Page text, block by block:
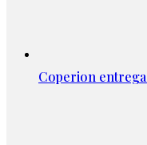
Coperion